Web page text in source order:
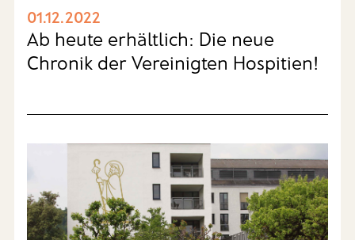
01.12.2022
Ab heute erhältlich: Die neue
Chronik der Vereinigten Hospitien!